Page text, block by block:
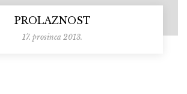
PROLAZNOST
17. prosinca 2013.